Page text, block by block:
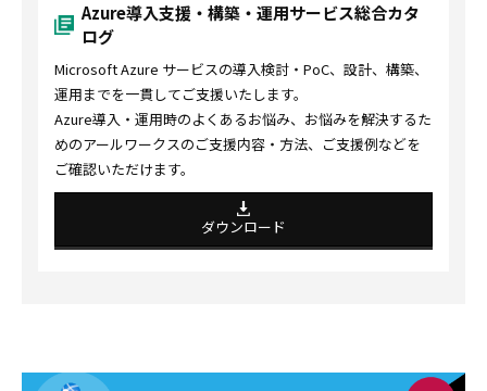
Azure導入支援・構築・運用サービス総合カタ
ログ
Microsoft Azure サービスの導入検討・PoC、設計、構築、
運用までを一貫してご支援いたします。
Azure導入・運用時のよくあるお悩み、お悩みを解決するた
めのアールワークスのご支援内容・方法、ご支援例などを
ご確認いただけます。
ダウンロード